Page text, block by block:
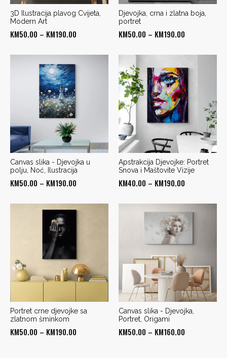
3D Ilustracija plavog Cvijeta,
Modern Art
KM50.00 – KM190.00
KM50.00
Djevojka, crna i zlatna boja,
portret
KM50.00 – KM190.00
KM50.00
through
KM190.00
Canvas slika - Djevojka u
polju, Noć, Ilustracija
KM50.00 – KM190.00
KM50.00
Apstrakcija Djevojke: Portret
Snova i Maštovite Vizije
KM40.00 – KM190.00
KM40.00
through
KM190.00
Portret crne djevojke sa
zlatnom šminkom
KM50.00 – KM190.00
Canvas slika - Djevojka,
Portret, Origami
KM50.00 – KM160.00